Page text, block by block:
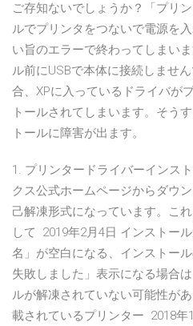
ご存知ないでしょうか？「プリ
ルでプリンタをつないで電源を
い旨のエラーで終わってしまい
ル前にUSBで本体に接続しませ
合、XPに入っているドライバが
トールされてしまいます。そう
トールに障害が出ます。
1. プリンタードライバーインス
クス公式ホームページからダウ
己解凍形式になっています。こ
して 2019年2月4日 インストー
名」が空白になる、インストー
失敗しました」表示になる場合
ルが解凍されていない可能性が
載されているプリンター 2018年